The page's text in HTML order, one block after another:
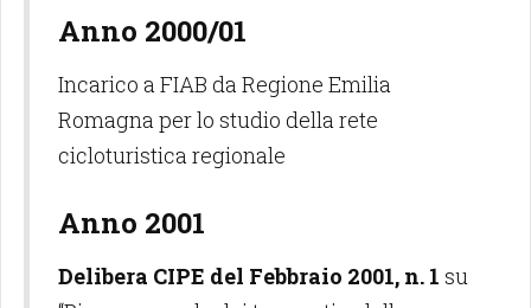
Anno 2000/01
Incarico a FIAB da Regione Emilia
Romagna per lo studio della rete
cicloturistica regionale
Anno 2001
Delibera CIPE del Febbraio 2001, n. 1 su